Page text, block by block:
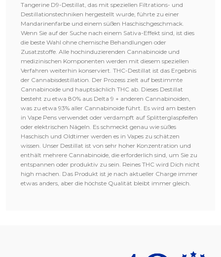
Tangerine D9-Destillat, das mit speziellen Filtrations- und
Destillationstechniken hergestellt wurde, führte zu einer
Mandarinenfarbe und einem süßen Haschischgeschmack.
Wenn Sie auf der Suche nach einem Sativa-Effekt sind, ist dies
die beste Wahl ohne chemische Behandlungen oder
Zusatzstoffe. Alle hochinduzierenden Cannabinoide und
medizinischen Komponenten werden mit diesem speziellen
Verfahren weiterhin konserviert. THC-Destillat ist das Ergebnis
der Cannabisdestillation. Der Prozess zielt auf bestimmte
Cannabinoide und hauptsächlich THC ab. Dieses Destillat
besteht zu etwa 80% aus Delta 9 + anderen Cannabinoiden,
was zu etwa 93% aller Cannabinoide führt. Es wird am besten
in Vape Pens verwendet oder verdampft auf Splitterglaspfeifen
oder elektrischen Nägeln. Es schmeckt genau wie süßes
Haschisch und Oldtimer werden es in Vapes zu schätzen
wissen. Unser Destillat ist von sehr hoher Konzentration und
enthält mehrere Cannabinoide, die erforderlich sind, um Sie zu
entspannen oder produktiv zu sein. Reines THC wird Dich nicht
high machen. Das Produkt ist je nach aktueller Charge immer
etwas anders, aber die höchste Qualität bleibt immer gleich.